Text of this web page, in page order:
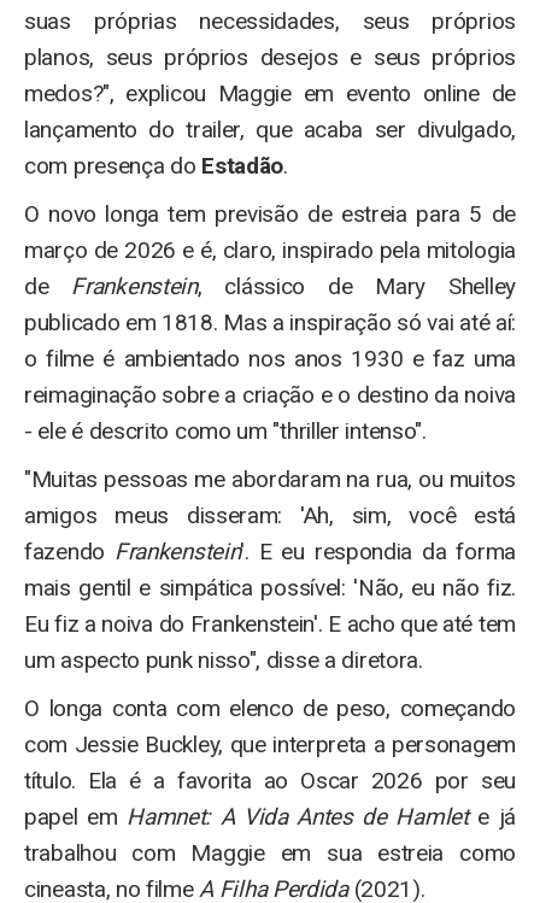
suas próprias necessidades, seus próprios
planos, seus próprios desejos e seus próprios
medos?", explicou Maggie em evento online de
lançamento do trailer, que acaba ser divulgado,
com presença do Estadão.
O novo longa tem previsão de estreia para 5 de
março de 2026 e é, claro, inspirado pela mitologia
de Frankenstein, clássico de Mary Shelley
publicado em 1818. Mas a inspiração só vai até aí:
o filme é ambientado nos anos 1930 e faz uma
reimaginação sobre a criação e o destino da noiva
- ele é descrito como um "thriller intenso".
"Muitas pessoas me abordaram na rua, ou muitos
amigos meus disseram: 'Ah, sim, você está
fazendo Frankenstein'. E eu respondia da forma
mais gentil e simpática possível: 'Não, eu não fiz.
Eu fiz a noiva do Frankenstein'. E acho que até tem
um aspecto punk nisso", disse a diretora.
O longa conta com elenco de peso, começando
com Jessie Buckley, que interpreta a personagem
título. Ela é a favorita ao Oscar 2026 por seu
papel em Hamnet: A Vida Antes de Hamlete já
trabalhou com Maggie em sua estreia como
cineasta, no filmeA Filha Perdida(2021).